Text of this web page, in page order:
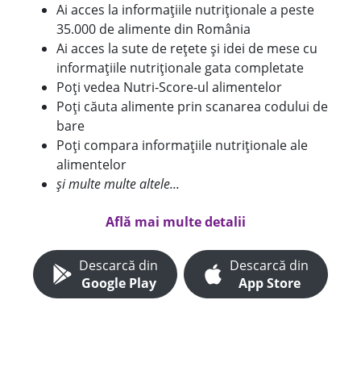
Ai acces la informațiile nutriționale a peste
35.000 de alimente din România
Ai acces la sute de rețete și idei de mese cu
informațiile nutriționale gata completate
Poți vedea Nutri-Score-ul alimentelor
Poți căuta alimente prin scanarea codului de
bare
Poți compara informațiile nutriționale ale
alimentelor
și multe multe altele...
Află mai multe detalii
Descarcă din
Google Play
Descarcă din
App Store